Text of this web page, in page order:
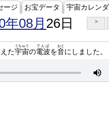
ージ お宝データ 宇宙カレン
年08月 26日 >
えた宇宙
うちゅう
の電波
でんぱ
を音
おと
にしました。